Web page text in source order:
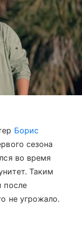
Борис
сезона
во время
Таким
после
не угрожало.